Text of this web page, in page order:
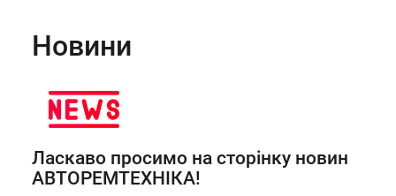
Новини
Ласкаво просимо на сторінку новин
АВТОРЕМТЕХНІКА!